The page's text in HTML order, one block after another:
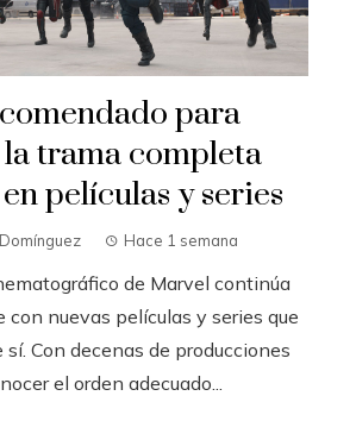
para
trama completa
películas y series
Hace 1 semana
de Marvel continúa
con nuevas películas y series que
Con decenas de producciones
el orden adecuado...